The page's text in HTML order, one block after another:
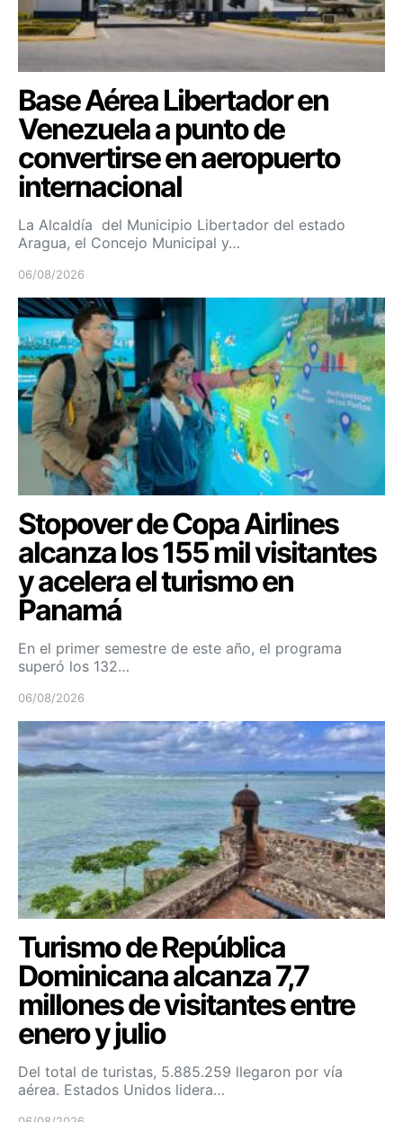
Base Aérea Libertador en
Venezuela a punto de
convertirse en aeropuerto
internacional
La Alcaldía del Municipio Libertador del estado
Aragua, el Concejo Municipal y…
06/08/2026
Stopover de Copa Airlines
alcanza los 155 mil visitantes
y acelera el turismo en
Panamá
En el primer semestre de este año, el programa
superó los 132…
06/08/2026
Turismo de República
Dominicana alcanza 7,7
millones de visitantes entre
enero y julio
Del total de turistas, 5.885.259 llegaron por vía
aérea. Estados Unidos lidera…